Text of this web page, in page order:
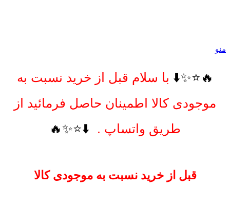
منو
🔥⭐️✨⬇️ با سلام قبل از خرید نسبت به
موجودی کالا اطمینان حاصل فرمائید از
طریق واتساپ .
⬇️⭐️✨🔥
قبل از خرید نسبت به موجودی کالا